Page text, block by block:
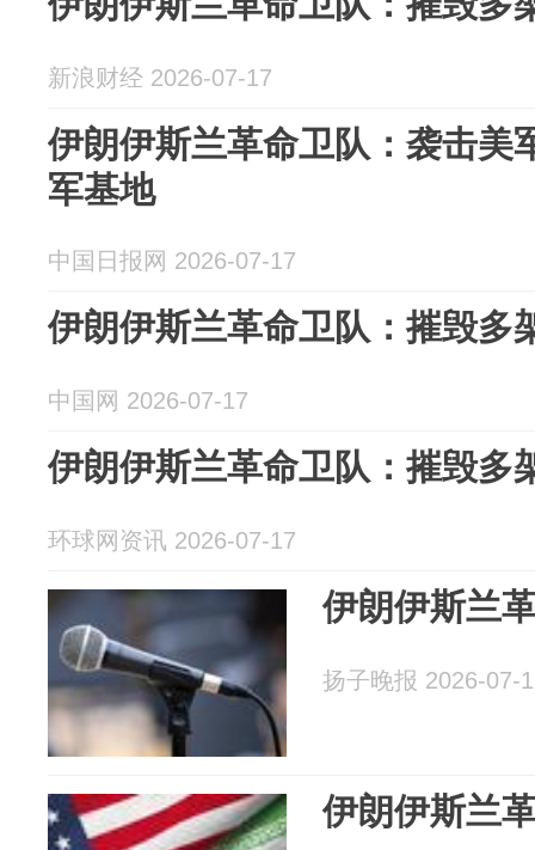
新浪财经 2026-07-17
伊朗伊斯兰革命卫队：袭击美
军基地
中国日报网 2026-07-17
伊朗伊斯兰革命卫队：摧毁多
中国网 2026-07-17
伊朗伊斯兰革命卫队：摧毁多
环球网资讯 2026-07-17
伊朗伊斯兰
扬子晚报 2026-07-
伊朗伊斯兰